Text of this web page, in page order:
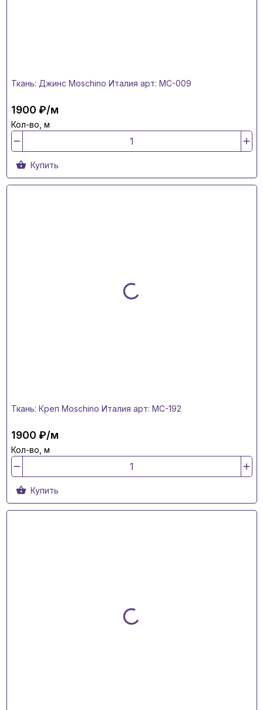
Ткань: Джинс Moschino Италия арт: MC-009
1900 ₽/м
Кол-во, м
Купить
Ткань: Креп Moschino Италия арт: MC-192
1900 ₽/м
Кол-во, м
Купить